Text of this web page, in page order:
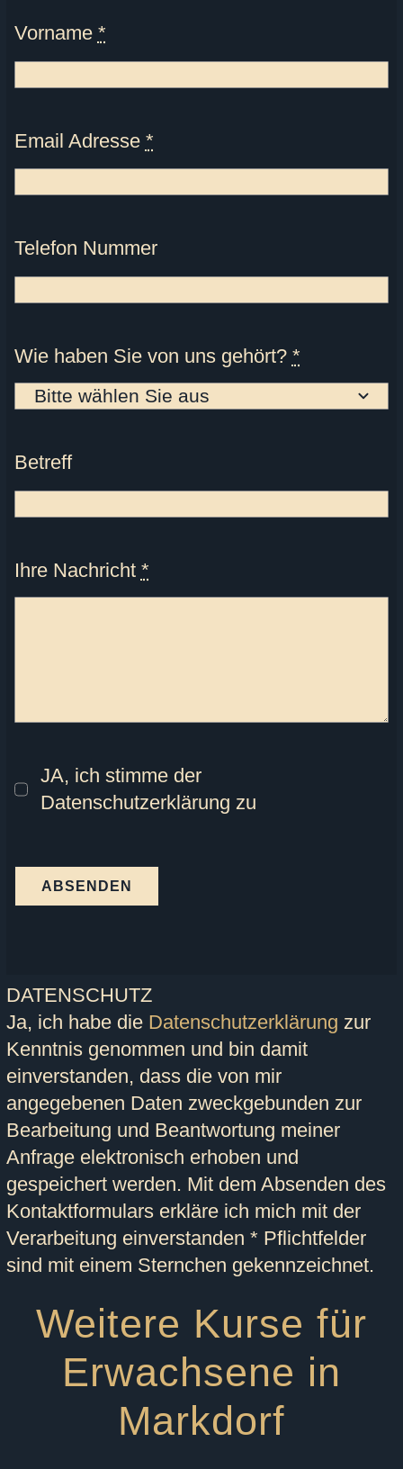
Vorname *
Email Adresse *
Telefon Nummer
Wie haben Sie von uns gehört? *
Betreff
Ihre Nachricht *
JA, ich stimme der
Datenschutzerklärung zu
ABSENDEN
DATENSCHUTZ
Ja, ich habe die Datenschutzerklärung zur
Kenntnis genommen und bin damit
einverstanden, dass die von mir
angegebenen Daten zweckgebunden zur
Bearbeitung und Beantwortung meiner
Anfrage elektronisch erhoben und
gespeichert werden. Mit dem Absenden des
Kontaktformulars erkläre ich mich mit der
Verarbeitung einverstanden* Pflichtfelder
sind mit einem Sternchen gekennzeichnet.
Weitere Kurse für
Erwachsene in
Markdorf